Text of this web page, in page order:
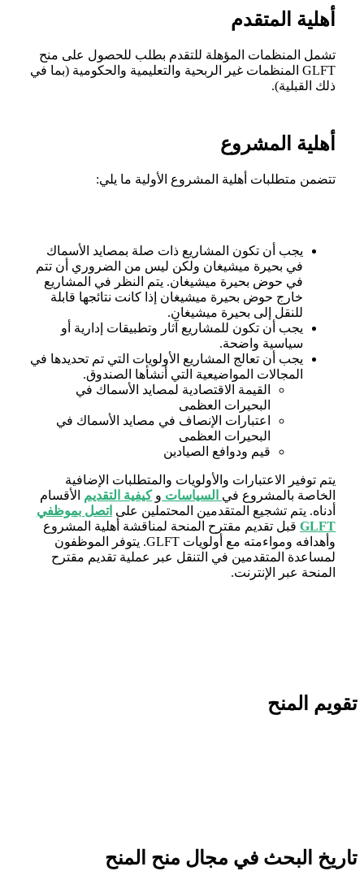
أهلية المتقدم
تشمل المنظمات المؤهلة للتقدم بطلب للحصول على منح
GLFT المنظمات غير الربحية والتعليمية والحكومية (بما في
ذلك القبلية).
أهلية المشروع
تتضمن متطلبات أهلية المشروع الأولية ما يلي:
يجب أن تكون المشاريع ذات صلة بمصايد الأسماك
في بحيرة ميشيغان ولكن ليس من الضروري أن تتم
في حوض بحيرة ميشيغان. يتم النظر في المشاريع
خارج حوض بحيرة ميشيغان إذا كانت نتائجها قابلة
للنقل إلى بحيرة ميشيغان.
يجب أن تكون للمشاريع آثار وتطبيقات إدارية أو
سياسية واضحة.
يجب أن تعالج المشاريع الأولويات التي تم تحديدها في
المجالات المواضيعية التي أنشأها الصندوق.
القيمة الاقتصادية لمصايد الأسماك في
البحيرات العظمى
اعتبارات الإنصاف في مصايد الأسماك في
البحيرات العظمى
قيم ودوافع الصيادين
يتم توفير الاعتبارات والأولويات والمتطلبات الإضافية
الخاصة بالمشروع في السياسات وكيفية التقديم الأقسام
أدناه. يتم تشجيع المتقدمين المحتملين على اتصل بموظفي
GLFTقبل تقديم مقترح المنحة لمناقشة أهلية المشروع
وأهدافه ومواءمته مع أولويات GLFT. يتوفر الموظفون
لمساعدة المتقدمين في التنقل عبر عملية تقديم مقترح
المنحة عبر الإنترنت.
تقويم المنح
تاريخ البحث في مجال منح المنح